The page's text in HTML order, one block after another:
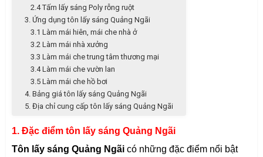
2.4 Tấm lấy sáng Poly rỗng ruột
3. Ứng dụng tôn lấy sáng Quảng Ngãi
3.1 Làm mái hiên, mái che nhà ở
3.2 Làm mái nhà xưởng
3.3 Làm mái che trung tâm thương mại
3.4 Làm mái che vườn lan
3.5 Làm mái che hồ bơi
4. Bảng giá tôn lấy sáng Quảng Ngãi
5. Địa chỉ cung cấp tôn lấy sáng Quảng Ngãi
1. Đặc điểm tôn lấy sáng Quảng Ngãi
Tôn lấy sáng Quảng Ngãi có những đặc điểm nổi bật